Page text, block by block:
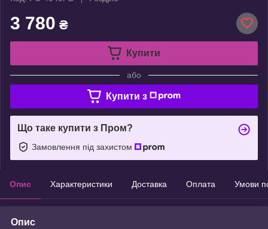
3 780 ₴
Купити
або
Купити з
Що таке купити з Пром?
Замовлення під захистом
Опис Характеристики Доставка Оплата Умови
Опис